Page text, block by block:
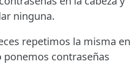
ninguna.
repetimos la misma en
contraseñas